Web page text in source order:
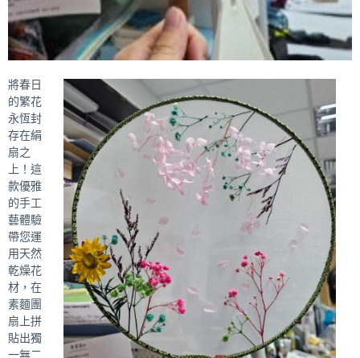
將春日
的繁花
永恆封
存在絹
扇之
上！這
款優雅
的手工
藝體驗
帶您運
用天然
乾燥花
材，在
素麵團
扇上拼
貼出獨